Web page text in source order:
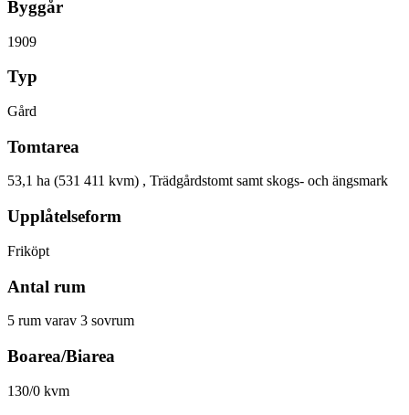
Byggår
1909
Typ
Gård
Tomtarea
53,1 ha (531 411 kvm) , Trädgårdstomt samt skogs- och ängsmark
Upplåtelseform
Friköpt
Antal rum
5 rum varav 3 sovrum
Boarea/Biarea
130/0 kvm